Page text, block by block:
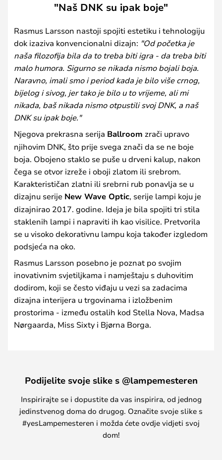
"Naš DNK su ipak boje"
Rasmus Larsson nastoji spojiti estetiku i tehnologiju
dok izaziva konvencionalni dizajn: "Od početka je
naša filozofija bila da to treba biti igra - da treba biti
malo humora. Sigurno se nikada nismo bojali boja.
Naravno, imali smo i period kada je bilo više crnog,
bijelog i sivog, jer tako je bilo u to vrijeme, ali mi
nikada, baš nikada nismo otpustili svoj DNK, a naš
DNK su ipak boje."
Njegova prekrasna serija Ballroom zrači upravo
njihovim DNK, što prije svega znači da se ne boje
boja. Obojeno staklo se puše u drveni kalup, nakon
čega se otvor izreže i oboji zlatom ili srebrom.
Karakterističan zlatni ili srebrni rub ponavlja se u
dizajnu serije New Wave Optic, serije lampi koju je
dizajnirao 2017. godine. Ideja je bila spojiti tri stila
staklenih lampi i napraviti ih kao visilice. Pretvorila
se u visoko dekorativnu lampu koja također izgledom
podsjeća na oko.
Rasmus Larsson posebno je poznat po svojim
inovativnim svjetiljkama i namještaju s duhovitim
dodirom, koji se često viđaju u vezi sa zadacima
dizajna interijera u trgovinama i izložbenim
prostorima - između ostalih kod Stella Nova, Madsa
Nørgaarda, Miss Sixty i Bjørna Borga.
Podijelite svoje slike s @lampemesteren
Inspirirajte se i dopustite da vas inspirira, od jednog
jedinstvenog doma do drugog. Označite svoje slike s
#yesLampemesteren i možda ćete ovdje vidjeti svoj
dom!